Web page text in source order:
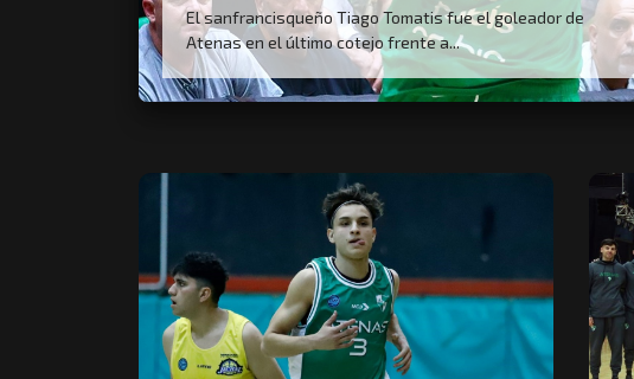
El sanfrancisqueño Tiago Tomatis fue el goleador de
Atenas en el último cotejo frente a...